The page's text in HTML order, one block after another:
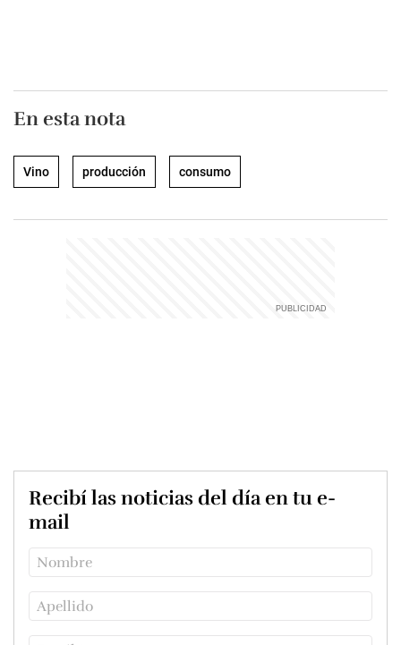
En esta nota
Vino producción consumo
Recibí las noticias del día en tu e-
mail